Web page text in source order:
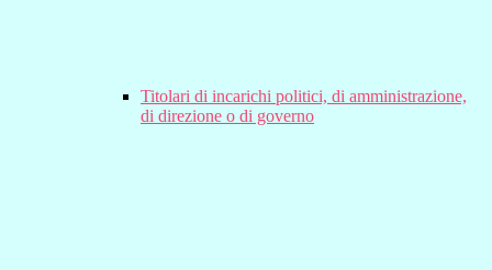
Titolari di incarichi politici, di amministrazione,
di direzione o di governo